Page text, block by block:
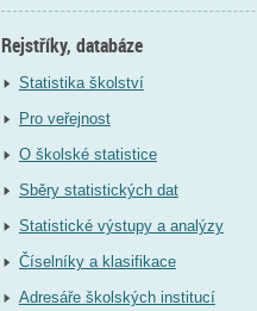
Rejstříky, databáze
Statistika školství
Pro veřejnost
O školské statistice
Sběry statistických dat
Statistické výstupy a analýzy
Číselníky a klasifikace
Adresáře školských institucí